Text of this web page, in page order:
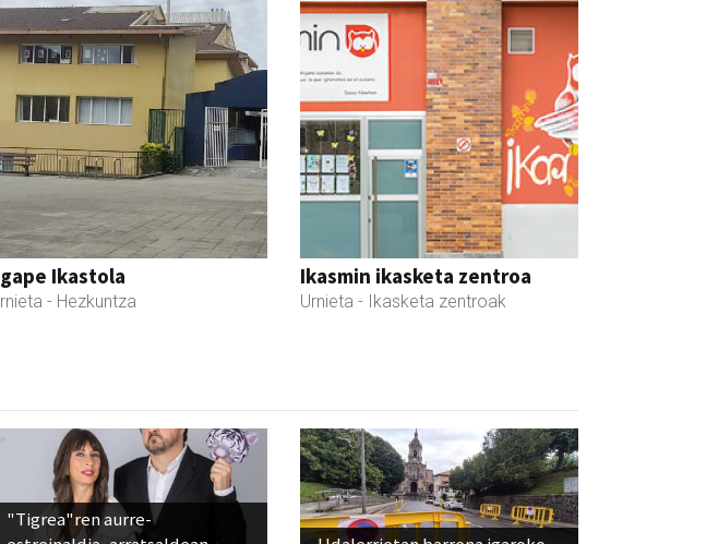
Ikastola
- Hezkuntza
Ikasmin ikasketa zentroa
Urnieta - Ikasketa zentroak
"Tigrea"ren aurre-